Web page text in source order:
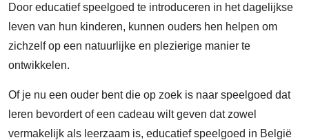
Door educatief speelgoed te introduceren in het dagelijkse
leven van hun kinderen, kunnen ouders hen helpen om
zichzelf op een natuurlijke en plezierige manier te
ontwikkelen.
Of je nu een ouder bent die op zoek is naar speelgoed dat
leren bevordert of een cadeau wilt geven dat zowel
vermakelijk als leerzaam is, educatief speelgoed in België